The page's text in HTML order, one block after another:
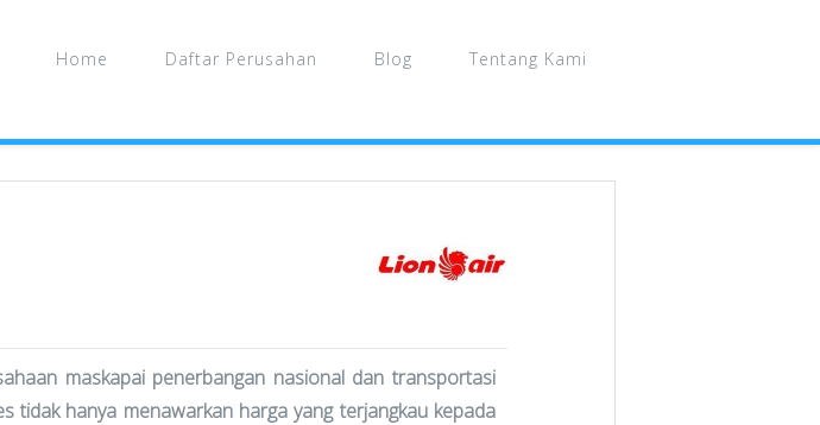
Home Daftar Perusahan Blog Tentang Kami
maskapai penerbangan nasional dan transportasi
hanya menawarkan harga yang terjangkau kepada